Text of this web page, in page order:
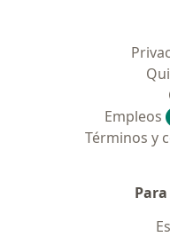
Empleos
Términos y